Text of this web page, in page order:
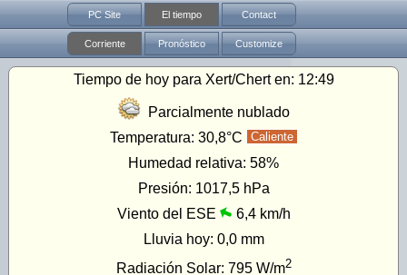
PC Site El tiempo Contact
Corriente Pronóstico Customize
Tiempo de hoy para Xert/Chert en: 12:49
Parcialmente nublado
Temperatura: 30,8°C Caliente
Humedad relativa: 58%
Presión: 1017,5 hPa
Viento del ESE
6,4 km/h
Lluvia hoy: 0,0 mm
Radiación Solar: 795W/m2